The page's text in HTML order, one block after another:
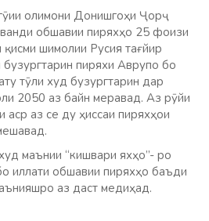
олимони Донишгоҳи Ҷорҷ
обшавии пиряхҳо 25 фоизи
шимолии Русия тағйир
пиряхи Аврупо бо
тӯли худ бузургтарин дар
2050 аз байн меравад. Аз рӯйи
аср аз се ду ҳиссаи пиряхҳои
маънии “кишвари яхҳо”- ро
иллати обшавии пиряхҳо баъди
аз даст медиҳад.